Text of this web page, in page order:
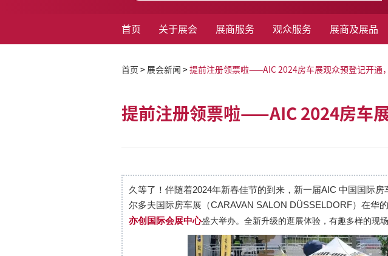
首页 关于展会 展商服务 观众服务 展商及展品
首页 > 展会新闻 > 提前注册领票啦——AIC 2024房车展观众预登记开通
提前注册领票啦——AIC 2024房车
久等了！伴随着2024年新春佳节的到来，新一届AIC 中国国际
尔多夫国际房车展（CARAVAN SALON DÜSSELDORF）在华
亦创国际会展中心盛大举办。全新升级的逛展体验，有趣多样的现